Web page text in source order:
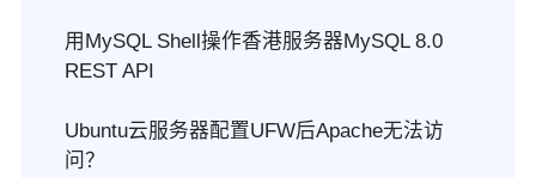
用MySQL Shell操作香港服务器MySQL 8.0
REST API
Ubuntu云服务器配置UFW后Apache无法访
问？